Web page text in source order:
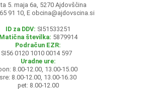
5. maja 6a, 5270 Ajdovščina
91 10, E obcina@ajdovscina.si
ID za DDV: SI51533251
Matična številka: 5879914
Podračun EZR:
SI56 0120 1010 0014 597
Uradne ure:
8.00-12.00, 13.00-15.00
sre: 8.00-12.00, 13.00-16.30
pet: 8.00-12.00